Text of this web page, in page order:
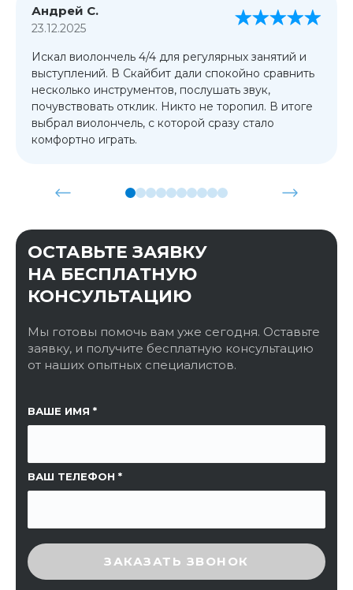
Андрей С.
23.12.2025
Искал виолончель 4/4 для регулярных занятий и
выступлений. В Скайбит дали спокойно сравнить
несколько инструментов, послушать звук,
почувствовать отклик. Никто не торопил. В итоге
выбрал виолончель, с которой сразу стало
комфортно играть.
ОСТАВЬТЕ ЗАЯВКУ
НА БЕСПЛАТНУЮ
КОНСУЛЬТАЦИЮ
Мы готовы помочь вам уже сегодня. Оставьте
заявку, и получите бесплатную консультацию
от наших опытных специалистов.
ВАШЕ ИМЯ
ВАШ ТЕЛЕФОН
ССЫЛКА НА СТРАНИЦУ
ВВЕДИТЕ ПРОВЕРОЧНЫЙ КОД
ЗАКАЗАТЬ ЗВОНОК